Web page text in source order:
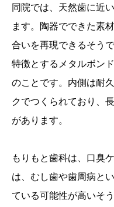
同院では、天然歯に近
ます。陶器でできた素
合いを再現できるそう
特徴とするメタルボン
のことです。内側は耐
クでつくられており、
があります。
もりもと歯科は、口臭
は、むし歯や歯周病と
ている可能性が高いそ